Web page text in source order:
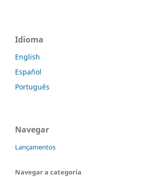
Idioma
English
Español
Português
Navegar
Lançamentos
Navegar a categoria